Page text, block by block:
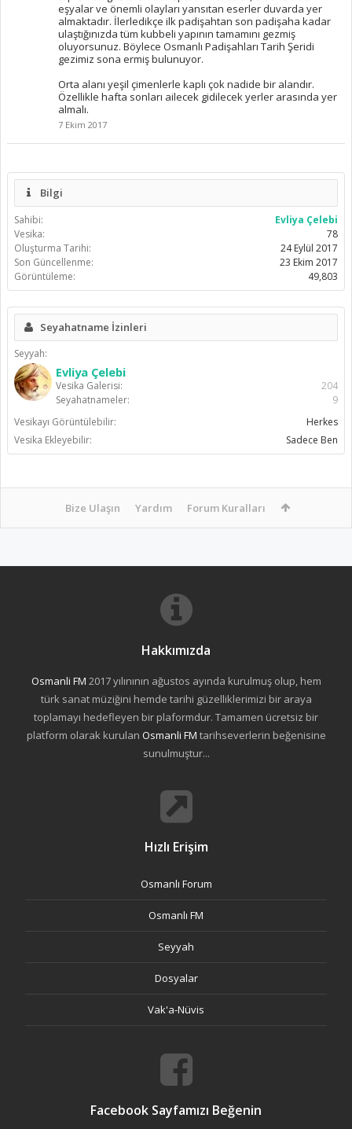
eşyalar ve önemli olayları yansıtan eserler duvarda yer
almaktadır. İlerledikçe ilk padişahtan son padişaha kadar
ulaştığınızda tüm kubbeli yapının tamamını gezmiş
oluyorsunuz. Böylece Osmanlı Padişahları Tarih Şeridi
gezimiz sona ermiş bulunuyor.
Orta alanı yeşil çimenlerle kaplı çok nadide bir alandır.
Özellikle hafta sonları ailecek gidilecek yerler arasında yer
almalı.
7 Ekim 2017
Bilgi
Sahibi:
Evliya Çelebi
Vesika:
78
Oluşturma Tarihi:
24 Eylül 2017
Son Güncellenme:
23 Ekim 2017
Görüntüleme:
49,803
Seyahatname İzinleri
Seyyah:
Evliya Çelebi
Vesika Galerisi:
204
Seyahatnameler:
9
Vesikayı Görüntülebilir:
Herkes
Vesika Ekleyebilir:
Sadece Ben
Bize Ulaşın Yardım Forum Kuralları
Hakkımızda
Osmanli FM 2017 yılınının ağustos ayında kurulmuş olup, hem
türk sanat müziğini hemde tarihi güzelliklerimizi bir araya
toplamayı hedefleyen bir plaformdur. Tamamen ücretsiz bir
platform olarak kurulan Osmanli FM tarihseverlerin beğenisine
sunulmuştur...
Hızlı Erişim
Osmanlı Forum
Osmanlı FM
Seyyah
Dosyalar
Vak'a-Nüvis
Facebook Sayfamızı Beğenin